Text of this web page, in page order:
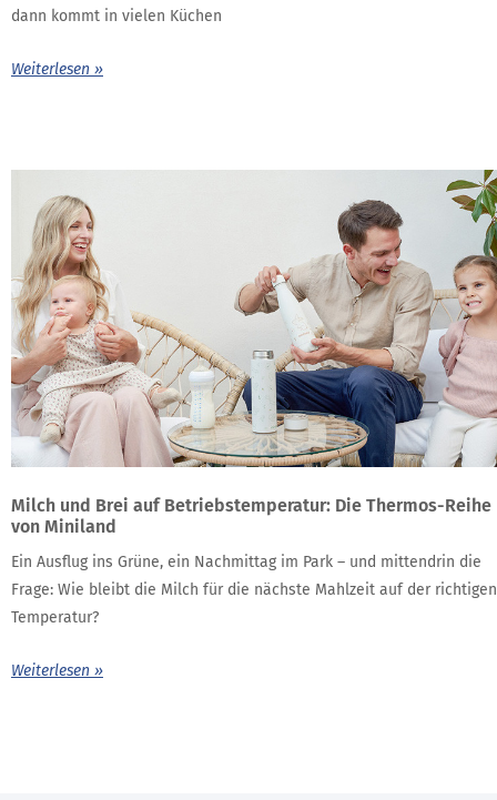
dann kommt in vielen Küchen
Weiterlesen »
Milch und Brei auf Betriebstemperatur: Die Thermos-Reihe
von Miniland
Ein Ausflug ins Grüne, ein Nachmittag im Park – und mittendrin die
Frage: Wie bleibt die Milch für die nächste Mahlzeit auf der richtigen
Temperatur?
Weiterlesen »